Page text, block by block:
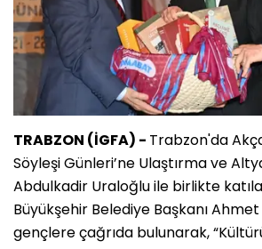
TRABZON (İGFA) - Trabzon'da
Söyleşi Günleri’ne Ulaştırma ve
Abdulkadir Uraloğlu ile birlikte
Büyükşehir Belediye Başkanı
gençlere çağrıda bulunarak,